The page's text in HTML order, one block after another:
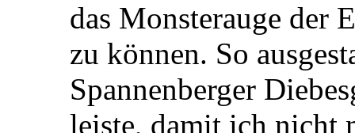
das Monsterauge der
zu können. So
Spannenberger
leiste, damit ich nicht